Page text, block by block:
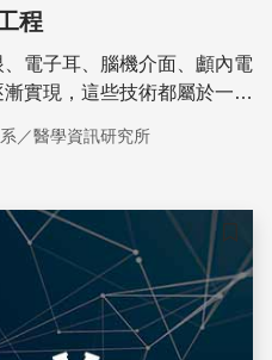
程
電子耳、腦機介面、顱內電
實現，這些技術都屬於一個
／醫學資訊研究所
儲存